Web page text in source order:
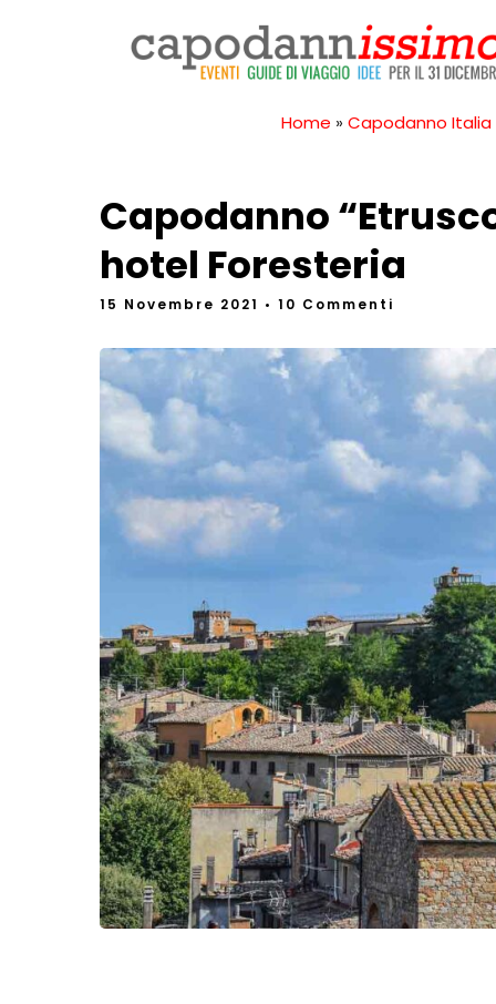
Home » Capodanno Italia
Capodanno
hotel Foresteria
15 Novembre 2021 • 10 Commenti